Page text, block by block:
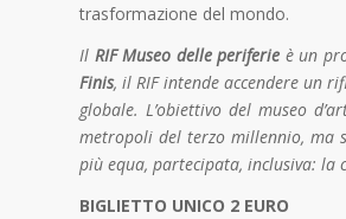
trasformazione del mondo.
Il RIF Museo delle periferie è un
Finis, il RIF intende accendere un
globale. L’obiettivo del museo
metropoli del terzo millennio, ma
più equa, partecipata, inclusiva: la
BIGLIETTO UNICO 2 EURO